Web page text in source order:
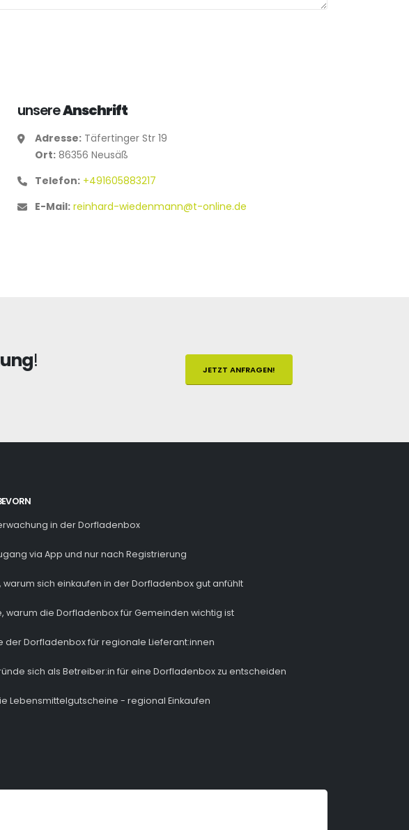
unsereAnschrift
Adresse: Täfertinger Str 19
Ort: 86356 Neusäß
Telefon: +491605883217
E-Mail: reinhard-wiedenmann@t-online.de
! JETZT ANFRAGEN!
in der Dorfladenbox
via App und nur nach Registrierung
warum sich einkaufen in der Dorfladenbox gut anfühlt
warum die Dorfladenbox für Gemeinden wichtig ist
der Dorfladenbox für regionale Lieferant:innen
sich als Betreiber:in für eine Dorfladenbox zu entscheiden
Lebensmittelgutscheine - regional Einkaufen